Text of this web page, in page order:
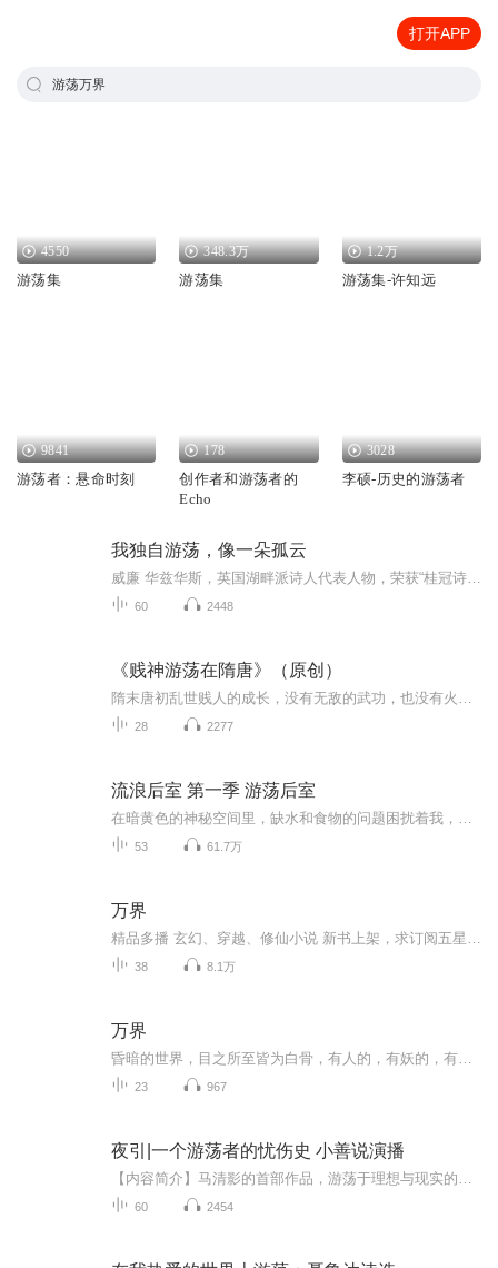
打开APP
游荡万界
4550
游荡集
348.3万
游荡集
1.2万
游荡集-许知远
9841
游荡者：悬命时刻
178
创作者和游荡者的
Echo
3028
李硕-历史的游荡者
我独自游荡，像一朵孤云
60 2448
《贱神游荡在隋唐》（原创）
28 2277
流浪后室 第一季 游荡后室
53 61.7万
万界
38 8.1万
万界
23 967
夜引|一个游荡者的忧伤史 小善说演播
60 2454